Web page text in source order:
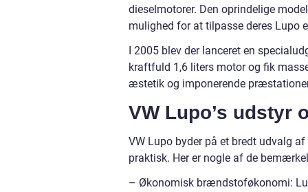
dieselmotorer. Den oprindelige
mulighed for at tilpasse deres Lupo
I 2005 blev der lanceret en
kraftfuld 1,6 liters motor og fik
æstetik og imponerende
VW Lupo’s udstyr
VW Lupo byder på et bredt udvalg
praktisk. Her er nogle af de
– Økonomisk brændstoføkonomi: